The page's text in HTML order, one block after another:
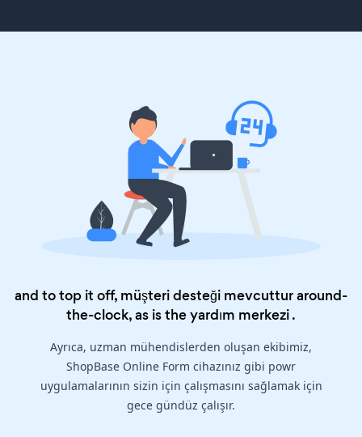
and to top it off, müşteri desteği mevcuttur around-
the-clock, as is theyardım merkezi.
Ayrıca, uzman mühendislerden oluşan ekibimiz,
ShopBase Online Form cihazınız gibi powr
uygulamalarının sizin için çalışmasını sağlamak için
gece gündüz çalışır.